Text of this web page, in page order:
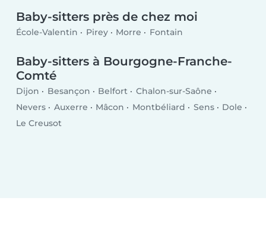
Baby-sitters près de chez moi
École-Valentin Pirey Morre Fontain
Baby-sitters à Bourgogne-Franche-
Comté
Dijon Besançon Belfort
Chalon-sur-Saône
Nevers
Auxerre Mâcon Montbéliard Sens
Dole
Le Creusot